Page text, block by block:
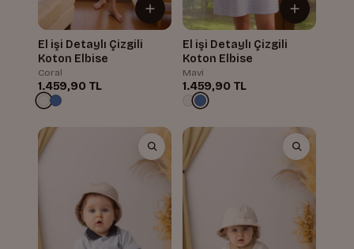
El işi Detaylı Çizgili
Koton Elbise
Coral
1.459,90 TL
El işi Detaylı Çizgili
Koton Elbise
Mavi
1.459,90 TL